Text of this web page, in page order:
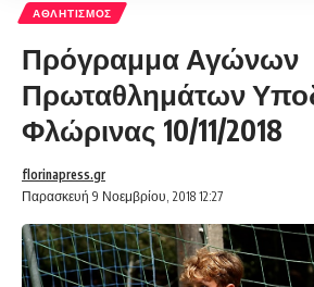
ΑΘΛΗΤΙΣΜΌΣ
Πρόγραμμα Αγώνων
Πρωταθλημάτων
Φλώρινας 10/11/2018
Παρασκευή 9 Νοεμβρίου, 2018 12:27
florinapress.gr